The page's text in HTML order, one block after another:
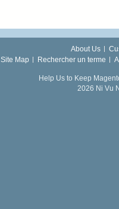
About Us
Site Map
Rechercher un terme
Help Us to Keep
2026 Ni Vu